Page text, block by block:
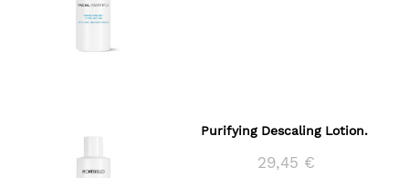
Purifying Descaling Lotion.
29,45 €